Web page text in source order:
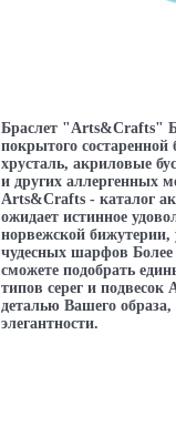
Браслет "Arts&Crafts"
покрытого
хрусталь, акриловые
и других аллергенных
Arts&Crafts - каталог
ожидает истинное
норвежской
чудесных шарфов
сможете подобрать
типов серег и подвесок
деталью Вашего
элегантности.